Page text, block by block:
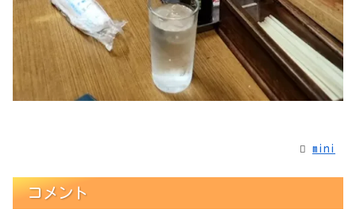
mini
コメント